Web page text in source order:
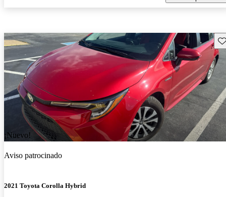
¡Nuevo!
Aviso patrocinado
2021 Toyota Corolla Hybrid